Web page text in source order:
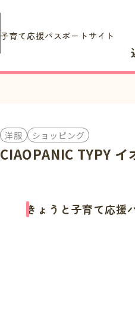
子育て応援パスポートサイト
洋服 ショッピング
CIAOPANIC TYPY
きょうと子育て応援